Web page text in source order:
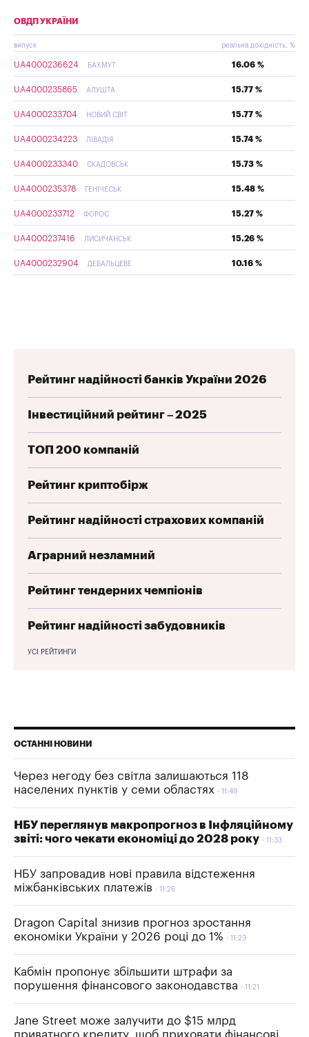
ОВДП УКРАЇНИ
випуск реальна дохідність, %
UA4000236624 БАХМУТ 16.06 %
UA4000235865 АЛУШТА 15.77 %
UA4000233704 НОВИЙ СВІТ 15.77 %
UA4000234223 ЛІВАДІЯ 15.74 %
UA4000233340 СКАДОВСЬК 15.73 %
UA4000235378 ГЕНІЧЕСЬК 15.48 %
UA4000233712 ФОРОС 15.27 %
UA4000237416 ЛИСИЧАНСЬК 15.26 %
UA4000232904 ДЕБАЛЬЦЕВЕ 10.16 %
Рейтинг надійності банків України 2026
Інвестиційний рейтинг – 2025
ТОП 200 компаній
Рейтинг криптобірж
Рейтинг надійності страхових компаній
Аграрний незламний
Рейтинг тендерних чемпіонів
Рейтинг надійності забудовників
УСІ РЕЙТИНГИ
ОСТАННІ НОВИНИ
Через негоду без світла залишаються 118
населених пунктів у семи областях
11:49
НБУ переглянув макропрогноз в Інфляційному
звіті: чого чекати економіці до 2028 року
11:33
НБУ запровадив нові правила відстеження
міжбанківських платежів
11:26
Dragon Capital знизив прогноз зростання
економіки України у 2026 році до 1%
11:23
Кабмін пропонує збільшити штрафи за
порушення фінансового законодавства
11:21
Jane Street може залучити до $15 млрд
приватного кредиту, щоб приховати фінансові